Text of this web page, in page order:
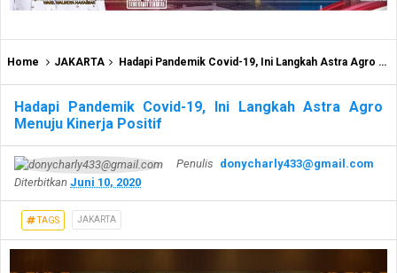
Home JAKARTA Hadapi Pandemik Covid-19, Ini Langkah Astra Agro Menuju Kinerja Positif
Hadapi Pandemik Covid-19, Ini Langkah Astra Agro
Menuju Kinerja Positif
Penulis donycharly433@gmail.com
Diterbitkan Juni 10, 2020
TAGS JAKARTA